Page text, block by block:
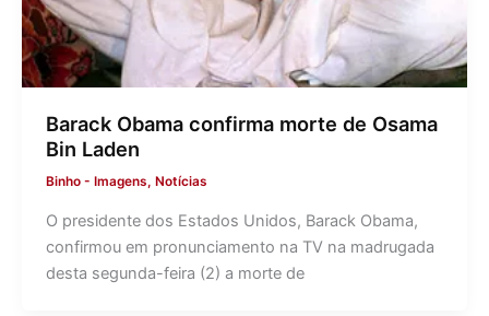
Barack Obama confirma morte de Osama
Bin Laden
Binho - Imagens, Notícias
O presidente dos Estados Unidos, Barack Obama,
confirmou em pronunciamento na TV na madrugada
desta segunda-feira (2) a morte de